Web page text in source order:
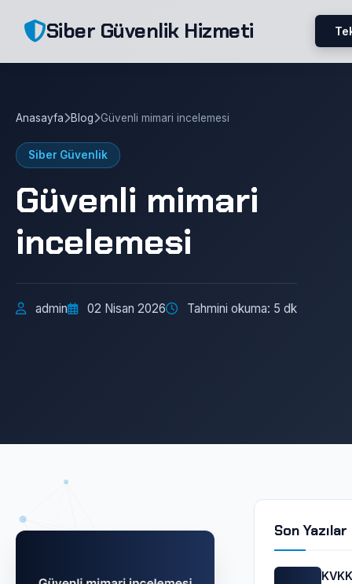
Siber Güvenlik Hizmeti
Anasayfa Blog Güvenli mimari incelemesi
Siber Güvenlik
Güvenli mimari
incelemesi
admin 02 Nisan 2026 Tahmini okuma: 5 dk
Son Yazılar